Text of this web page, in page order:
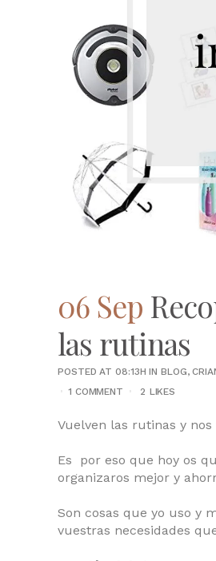
06 Sep
las rutinas
POSTED AT 08:13H INBLOG,
1 COMMENT
2 LIKES
Vuelven las rutinas y
Es por eso que hoy os
organizaros mejor y
Son cosas que yo uso y
vuestras necesidades